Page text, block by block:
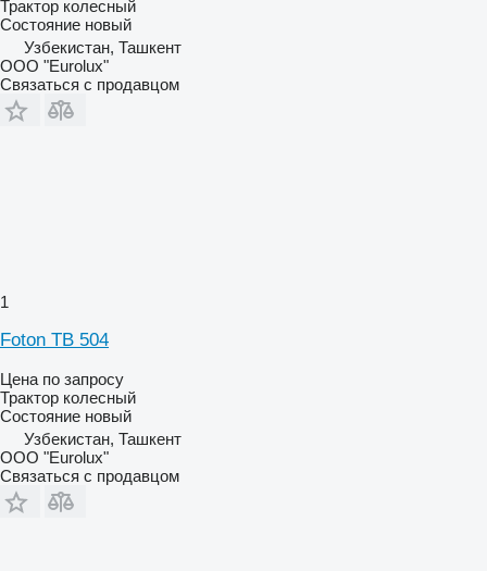
Трактор колесный
Состояние новый
Узбекистан, Ташкент
ООО "Eurolux"
Связаться с продавцом
1
Foton TB 504
Цена по запросу
Трактор колесный
Состояние новый
Узбекистан, Ташкент
ООО "Eurolux"
Связаться с продавцом